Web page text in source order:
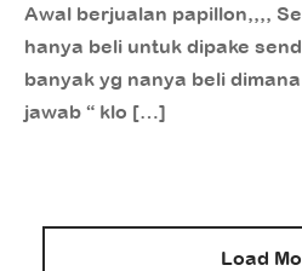
Awal berjualan papillon,,,,
hanya beli untuk dipake
banyak yg nanya beli
jawab “ klo […]
Load